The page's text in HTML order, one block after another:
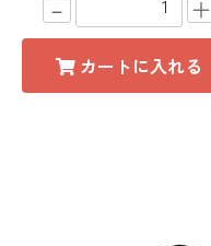
－ ＋
カートに入れる